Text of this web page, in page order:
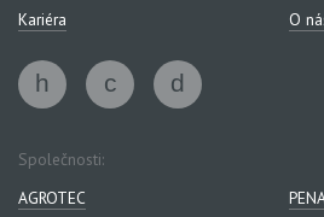
Kariéra O
Společnosti:
AGROTEC